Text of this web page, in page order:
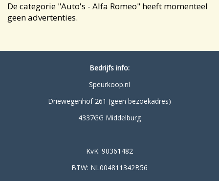
De categorie "Auto's - Alfa Romeo" heeft momenteel
geen advertenties.
Bedrijfs info:
Speurkoop.nl
Driewegenhof 261 (geen bezoekadres)
4337GG Middelburg
KvK: 90361482
BTW: NL004811342B56